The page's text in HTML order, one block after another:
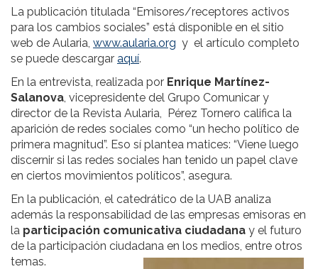
La publicación titulada “Emisores/receptores activos
para los cambios sociales” está disponible en el sitio
web de Aularia, www.aularia.org y el artículo completo
se puede descargar aquí.
En la entrevista, realizada por Enrique Martínez-
Salanova, vicepresidente del Grupo Comunicar y
director de la Revista Aularia, Pérez Tornero califica la
aparición de redes sociales como “un hecho político de
primera magnitud”. Eso sí plantea matices: “Viene luego
discernir si las redes sociales han tenido un papel clave
en ciertos movimientos políticos”, asegura.
En la publicación, el catedrático de la UAB analiza
además la responsabilidad de las empresas emisoras en
la participación comunicativa ciudadana y el futuro
de la participación ciudadana en los medios, entre otros
temas.